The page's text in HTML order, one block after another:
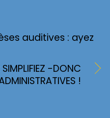
auditives : ayez
-DONC
!